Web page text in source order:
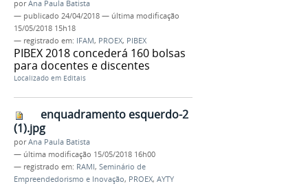
porAna Paula Batista
— publicado 24/04/2018 — última modificação
15/05/2018 15h18
— registrado em: IFAM, PROEX, PIBEX
PIBEX 2018 concederá 160 bolsas
para docentes e discentes
Localizado em Editais
enquadramento esquerdo-2
(1).jpg
porAna Paula Batista
— última modificação 15/05/2018 16h00
— registrado em: RAMI, Seminário de
Empreendedorismo e Inovação, PROEX, AYTY